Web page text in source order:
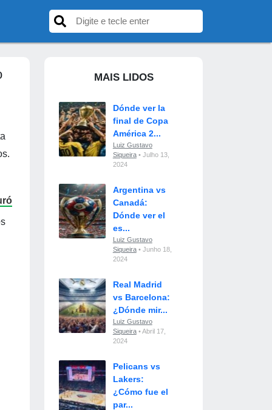
MAIS LIDOS
Dónde ver la
final de Copa
América 2...
Luiz Gustavo
Siqueira• Julho 13,
2024
Argentina vs
Canadá:
Dónde ver el
es...
Luiz Gustavo
Siqueira• Junho 18,
2024
Real Madrid
vs Barcelona:
¿Dónde mir...
Luiz Gustavo
Siqueira• Abril 17,
2024
Pelicans vs
Lakers:
¿Cómo fue el
par...